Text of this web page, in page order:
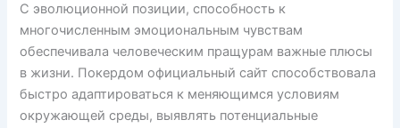
С эволюционной позиции, способность к
многочисленным эмоциональным чувствам
обеспечивала человеческим пращурам важные плюсы
в жизни. Покердом официальный сайт способствовала
быстро адаптироваться к меняющимся условиям
окружающей среды, выявлять потенциальные